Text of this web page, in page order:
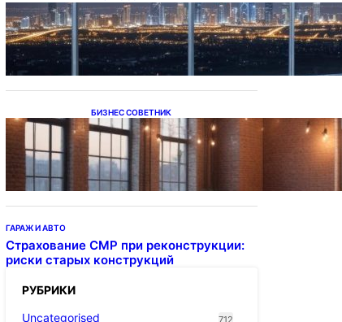
Каталог светодиодных
светильников и LED-
освещения в Казахстане
БИЗНЕС СОВЕТНИК
Подвесные светодиодные
светильники на тросе
ГАРАЖ И АВТО
Страхование СМР при реконструкции:
риски старых конструкций
РУБРИКИ
Uncategorised
712